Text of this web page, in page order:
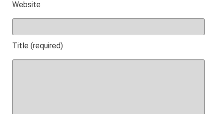
Website
Title (required)